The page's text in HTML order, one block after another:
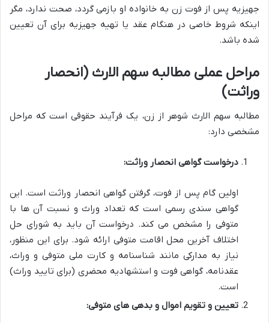
جهیزیه پس از فوت زن به خانواده او بازمی گردد، صحت ندارد، مگر
اینکه شروط خاصی در هنگام عقد یا تهیه جهیزیه برای آن تعیین
شده باشد.
مراحل عملی مطالبه سهم الارث (انحصار
وراثت)
مطالبه سهم الارث شوهر از زن، یک فرآیند حقوقی است که مراحل
مشخصی دارد:
درخواست گواهی انحصار وراثت:
اولین گام پس از فوت، گرفتن گواهی انحصار وراثت است. این
گواهی سندی رسمی است که تعداد وراث و نسبت آن ها با
متوفی را مشخص می کند. درخواست آن باید به شورای حل
اختلاف آخرین محل اقامت متوفی ارائه شود. برای این منظور،
نیاز به مدارکی مانند شناسنامه و کارت ملی متوفی و وراث،
عقدنامه، گواهی فوت و استشهادیه محضری (برای تایید وراث)
است.
تعیین و تقویم اموال و بدهی های متوفی: